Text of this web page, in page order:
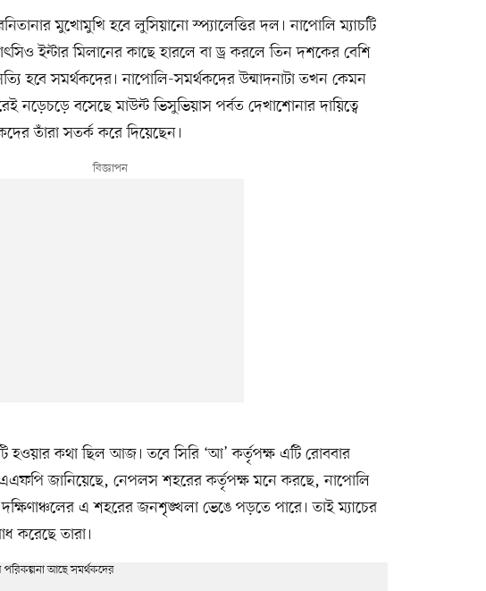
মুখোমুখি হবে লুসিয়ানো স্প্যালেত্তির দল। নাপোলি ম্যাচটি
ইন্টার মিলানের কাছে হারলে বা ড্র করলে তিন দশকের বেশি
হবে সমর্থকদের। নাপোলি-সমর্থকদের উন্মাদনাটা তখন কেমন
বসেছে মাউন্ট ভিসুভিয়াস পর্বত দেখাশোনার দায়িত্বে
তাঁরা সতর্ক করে দিয়েছেন।
হওয়ার কথা ছিল আজ। তবে সিরি ‘আ’ কর্তৃপক্ষ এটি রোববার
এএফপি জানিয়েছে, নেপলস শহরের কর্তৃপক্ষ মনে করছে, নাপোলি
এ শহরের জনশৃঙ্খলা ভেঙে পড়তে পারে। তাই ম্যাচের
করেছে তারা।